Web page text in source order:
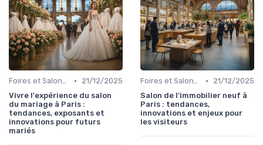
Foires et Salons Grand Public •
21/12/2025
Vivre l'expérience du salon
du mariage à Paris :
tendances, exposants et
innovations pour futurs
mariés
Foires et Salons Grand Public •
21/12/2025
Salon de l'immobilier neuf à
Paris : tendances,
innovations et enjeux pour
les visiteurs